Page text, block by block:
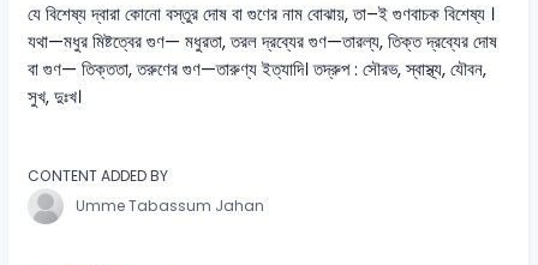
যে বিশেষ্য দ্বারা কোনো বস্তুর দোষ বা গুণের নাম বোঝায়, তা–ই গুণবাচক বিশেষ্য ।
যথা—মধুর মিষ্টত্বের গুণ— মধুরতা, তরল দ্রব্যের গুণ—তারল্য, তিক্ত দ্রব্যের দোষ
বা গুণ— তিক্ততা, তরুণের গুণ—তারুণ্য ইত্যাদি। তদ্রুপ : সৌরভ, স্বাস্থ্য, যৌবন,
সুখ, দুঃখ।
CONTENT ADDED BY
Umme Tabassum Jahan